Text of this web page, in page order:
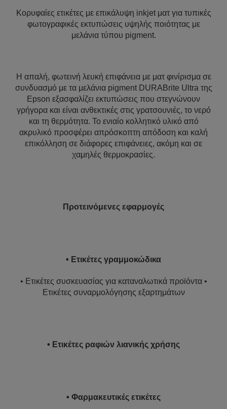
Κορυφαίες ετικέτες με επικάλυψη inkjet ματ για τυπικές
φωτογραφικές εκτυπώσεις υψηλής ποιότητας με
μελάνια τύπου pigment.
Η απαλή, φωτεινή λευκή επιφάνεια με ματ φινίρισμα σε
συνδυασμό με τα μελάνια pigment DURABrite Ultra της
Epson εξασφαλίζει εκτυπώσεις που στεγνώνουν
γρήγορα και είναι ανθεκτικές στις γρατσουνιές, το νερό
και τη θερμότητα. Το ενιαίο κολλητικό υλικό από
ακρυλικό προσφέρει απρόσκοπτη απόδοση και καλή
επικόλληση σε διάφορες επιφάνειες, ακόμη και σε
χαμηλές θερμοκρασίες.
Προτεινόμενες εφαρμογές
• Ετικέτες γραμμοκώδικα
• Ετικέτες συσκευασίας για καταναλωτικά προϊόντα •
Ετικέτες συναρμολόγησης εξαρτημάτων
• Ετικέτες ραφιών λιανικής χρήσης
• Φαρμακευτικές ετικέτες